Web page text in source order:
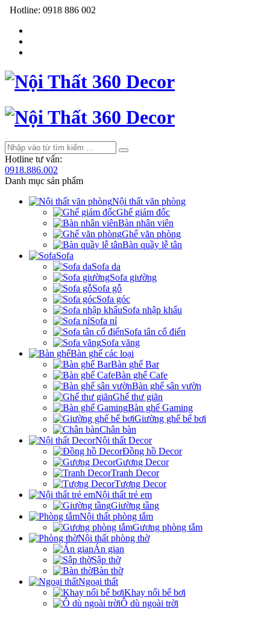
Hotline: 0918 886 002
Hotline tư vấn:
0918.886.002
Danh mục sản phẩm
Nội thất văn phòng
Ghế giám đốc
Bàn nhân viên
Ghế văn phòng
Bàn quầy lễ tân
Sofa
Sofa da
Sofa giường
Sofa gỗ
Sofa góc
Sofa nhập khẩu
Sofa nỉ
Sofa tân cổ điển
Sofa văng
Bàn ghế các loại
Bàn ghế Bar
Bàn ghế Cafe
Bàn ghế sân vườn
Ghế thư giãn
Bàn ghế Gaming
Giường ghế bể bơi
Chân bàn
Nội thất Decor
Đồng hồ Decor
Gương Decor
Tranh Decor
Tượng Decor
Nội thất trẻ em
Giường tầng
Nội thất phòng tắm
Gương phòng tắm
Nội thất phòng thờ
Án gian
Sập thờ
Bàn thờ
Ngoại thất
Khay nổi bể bơi
Ô dù ngoài trời